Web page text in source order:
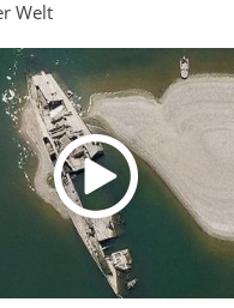
Welt